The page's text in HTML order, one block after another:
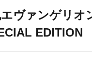
ヴァンゲリオ
EDITION